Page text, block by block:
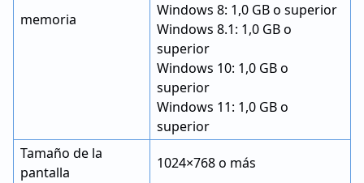
memoria
Windows 8: 1,0 GB o superior
Windows 8.1: 1,0 GB o
superior
Windows 10: 1,0 GB o
superior
Windows 11: 1,0 GB o
superior
Tamaño de la
pantalla
1024×768 o más